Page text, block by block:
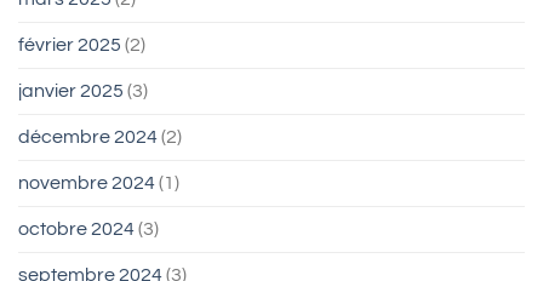
février 2025 (2)
janvier 2025 (3)
décembre 2024(2)
novembre 2024(1)
octobre 2024(3)
septembre 2024(3)